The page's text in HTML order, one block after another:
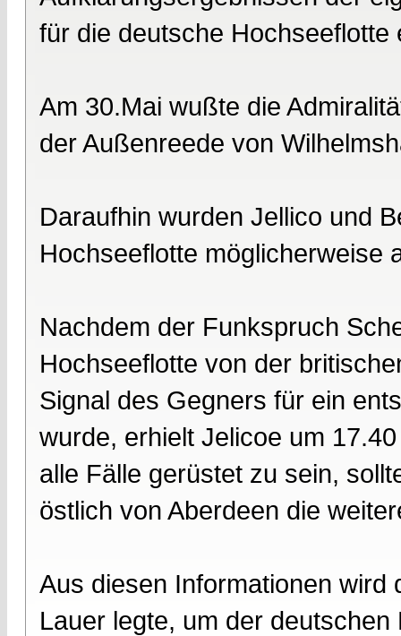
für die deutsche
Am 30.Mai wußte die
der Außenreede von
Daraufhin wurden Jellico und
Hochseeflotte möglicherweise
Nachdem der Funkspruch
Hochseeflotte von der
Signal des Gegners für ein
wurde, erhielt Jelicoe um
alle Fälle gerüstet zu sein,
östlich von Aberdeen die
Aus diesen Informationen wird
Lauer legte, um der